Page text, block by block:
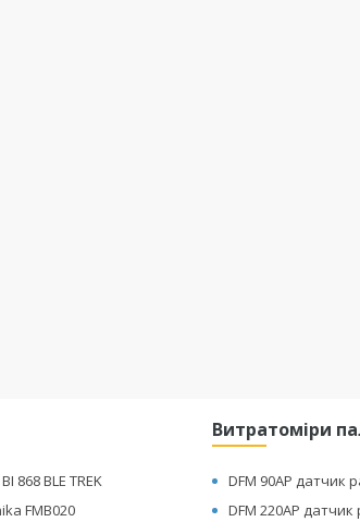
868 BLE TREK
FMB020
Витратоміри
DFM 90AP датчик
DFM 220AP